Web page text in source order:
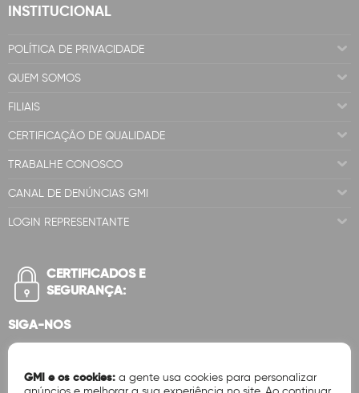
INSTITUCIONAL
POLÍTICA DE PRIVACIDADE
QUEM SOMOS
FILIAIS
CERTIFICAÇÃO DE QUALIDADE
TRABALHE CONOSCO
CANAL DE DENÚNCIAS GMI
LOGIN REPRESENTANTE
CERTIFICADOS E
SEGURANÇA:
SIGA-NOS
GMI e os cookies: a gente usa cookies para personalizar